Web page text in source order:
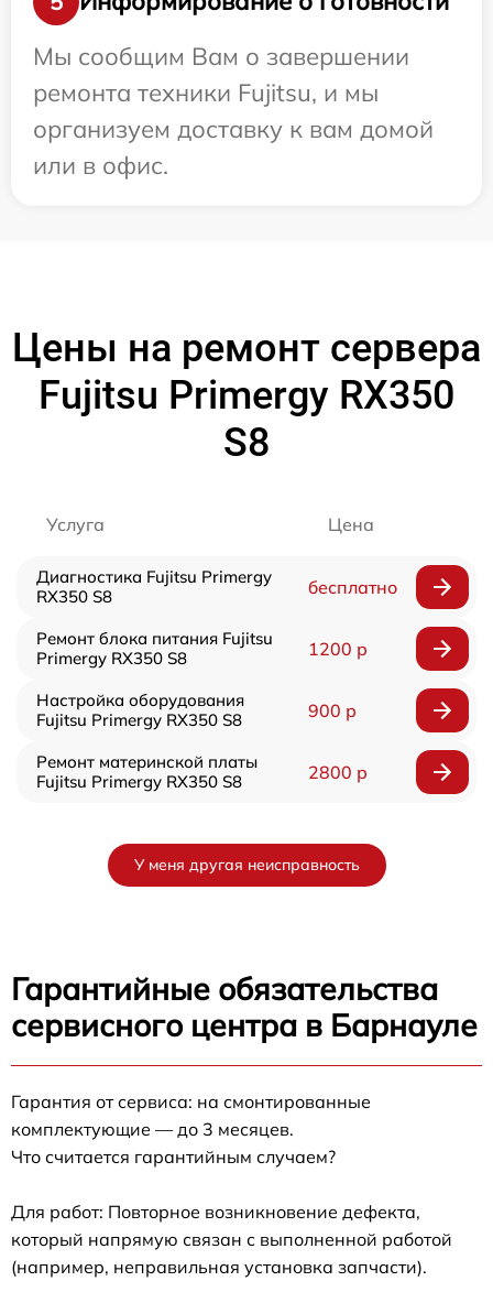
Мы сообщим Вам о завершении
ремонта техники Fujitsu, и мы
организуем доставку к вам домой
или в офис.
Цены на ремонт сервера
Fujitsu Primergy RX350
S8
Услуга Цена
Диагностика Fujitsu Primergy
RX350 S8
бесплатно
Ремонт блока питания Fujitsu
Primergy RX350 S8
1200 р
Настройка оборудования
Fujitsu Primergy RX350 S8
900 р
Ремонт материнской платы
Fujitsu Primergy RX350 S8
2800 р
У меня другая неисправность
Гарантийные обязательства
сервисного центра в Барнауле
Гарантия от сервиса: на смонтированные
комплектующие — до 3 месяцев.
Что считается гарантийным случаем?
Для работ: Повторное возникновение дефекта,
который напрямую связан с выполненной работой
(например, неправильная установка запчасти).